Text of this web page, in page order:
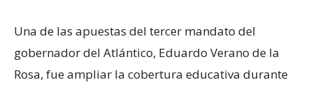
Una de las apuestas del tercer mandato del
gobernador del Atlántico, Eduardo Verano de la
Rosa, fue ampliar la cobertura educativa durante